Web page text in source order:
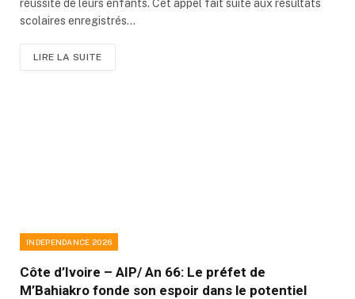
réussite de leurs enfants. Cet appel fait suite aux résultats
scolaires enregistrés…
LIRE LA SUITE
INDEPENDANCE 2026
Côte d’Ivoire – AIP/ An 66: Le préfet de
M’Bahiakro fonde son espoir dans le potentiel